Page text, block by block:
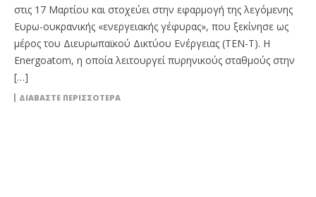
στις 17 Μαρτίου και στοχεύει στην εφαρμογή της λεγόμενης
Ευρω-ουκρανικής «ενεργειακής γέφυρας», που ξεκίνησε ως
μέρος του Διευρωπαϊκού Δικτύου Ενέργειας (TEN-T). Η
Energoatom, η οποία λειτουργεί πυρηνικούς σταθμούς στην
[…]
ΔΙΑΒΆΣΤΕ ΠΕΡΙΣΣΌΤΕΡΑ